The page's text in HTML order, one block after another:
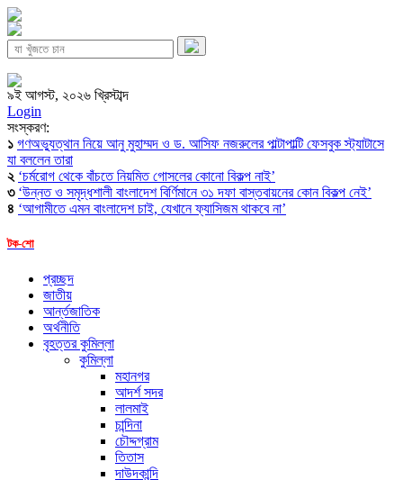
৯ই আগস্ট, ২০২৬ খ্রিস্টাব্দ
Login
সংস্করণ:
১ গণঅভ্যুত্থান নিয়ে আনু মুহাম্মদ ও ড. আসিফ নজরুলের পাল্টাপাল্টি ফেসবুক স্ট্যাটাসে
যা বললেন তারা
২ ‘চর্মরোগ থেকে বাঁচতে নিয়মিত গোসলের কোনো বিকল্প নাই’
৩ ‘উন্নত ও সমৃদ্ধশালী বাংলাদেশ বির্ণিমানে ৩১ দফা বাস্তবায়নের কোন বিকল্প নেই’
৪ ‘আগামীতে এমন বাংলাদেশ চাই, যেখানে ফ্যাসিজম থাকবে না’
টক-শো
প্রচ্ছদ
জাতীয়
আর্ন্তজাতিক
অর্থনীতি
বৃহত্তর কুমিল্লা
কুমিল্লা
মহানগর
আদর্শ সদর
লালমাই
চান্দিনা
চৌদ্দগ্রাম
তিতাস
দাউদকান্দি